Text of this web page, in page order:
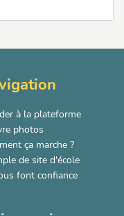
à la plateforme
photos
ça marche ?
de site d'école
font confiance